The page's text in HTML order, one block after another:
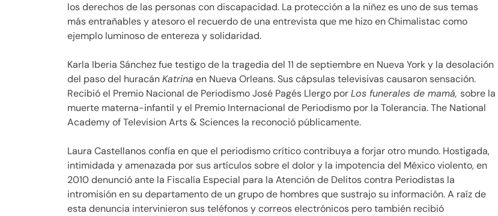
los derechos de las personas con discapacidad. La protección a la niñez es uno de sus temas
más entrañables y atesoro el recuerdo de una entrevista que me hizo en Chimalistac como
ejemplo luminoso de entereza y solidaridad.
Karla Iberia Sánchez fue testigo de la tragedia del 11 de septiembre en Nueva York y la desolación
del paso del huracánKatrina en Nueva Orleans. Sus cápsulas televisivas causaron sensación.
Recibió el Premio Nacional de Periodismo José Pagés Llergo porLos funerales de mamá, sobre la
muerte materna-infantil y el Premio Internacional de Periodismo por la Tolerancia. The National
Academy of Television Arts & Sciences la reconoció públicamente.
Laura Castellanos confía en que el periodismo crítico contribuya a forjar otro mundo. Hostigada,
intimidada y amenazada por sus artículos sobre el dolor y la impotencia del México violento, en
2010 denunció ante la Fiscalía Especial para la Atención de Delitos contra Periodistas la
intromisión en su departamento de un grupo de hombres que sustrajo su información. A raíz de
esta denuncia intervinieron sus teléfonos y correos electrónicos pero también recibió